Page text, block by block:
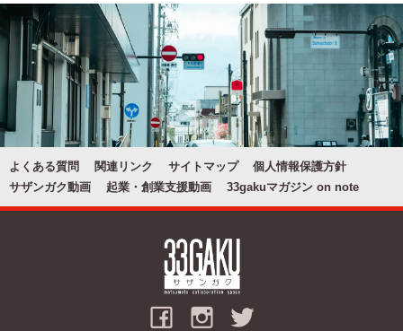
よくある質問 関連リンク サイトマップ
個人情報保護方針
サザンガク動画
起業・創業支援動画 33gakuマガジン on note